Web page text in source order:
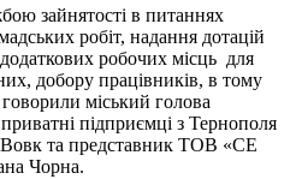
зайнятості в питаннях
робіт, надання дотацій
робочих місць для
добору працівників, в тому
міський голова
підприємці з Тернополя
та представник ТОВ «СЕ
Чорна.